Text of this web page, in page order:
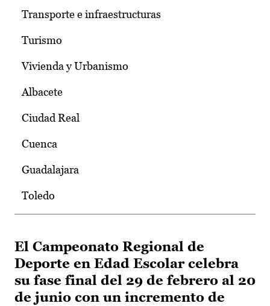
Transporte e infraestructuras
Turismo
Vivienda y Urbanismo
Albacete
Ciudad Real
Cuenca
Guadalajara
Toledo
El Campeonato Regional de
Deporte en Edad Escolar celebra
su fase final del 29 de febrero al 20
de junio con un incremento de